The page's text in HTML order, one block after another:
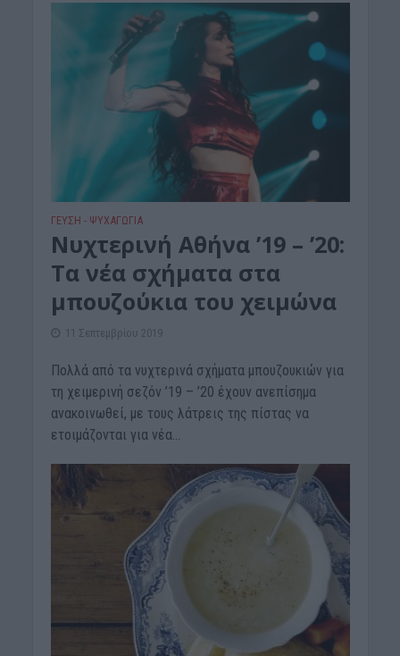
ΓΕΎΣΗ - ΨΥΧΑΓΩΓΊΑ
Νυχτερινή Αθήνα ’19 – ’20:
Τα νέα σχήματα στα
μπουζούκια του χειμώνα
11 Σεπτεμβρίου 2019
Πολλά από τα νυχτερινά σχήματα μπουζουκιών για
τη χειμερινή σεζόν ’19 – ’20 έχουν ανεπίσημα
ανακοινωθεί, με τους λάτρεις της πίστας να
ετοιμάζονται για νέα...